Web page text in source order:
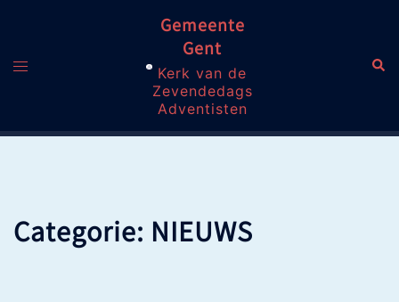
Toggle
Gemeente
Gent
Kerk van de
Zevendedags
Adventisten
Categorie: NIEUWS